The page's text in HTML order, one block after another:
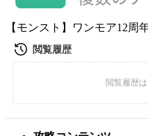
【モンスト】ワンモア12周